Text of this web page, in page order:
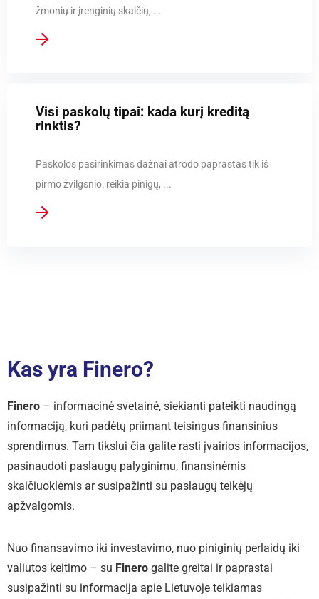
žmonių ir įrenginių skaičių, ...
Visi paskolų tipai: kada kurį kreditą
rinktis?
Paskolos pasirinkimas dažnai atrodo paprastas tik iš
pirmo žvilgsnio: reikia pinigų, ...
Kas yra Finero?
Finero – informacinė svetainė, siekianti pateikti naudingą
informaciją, kuri padėtų priimant teisingus finansinius
sprendimus. Tam tikslui čia galite rasti įvairios informacijos,
pasinaudoti paslaugų palyginimu, finansinėmis
skaičiuoklėmis ar susipažinti su paslaugų teikėjų
apžvalgomis.
Nuo finansavimo iki investavimo, nuo piniginių perlaidų iki
valiutos keitimo – su Finero galite greitai ir paprastai
susipažinti su informacija apie Lietuvoje teikiamas